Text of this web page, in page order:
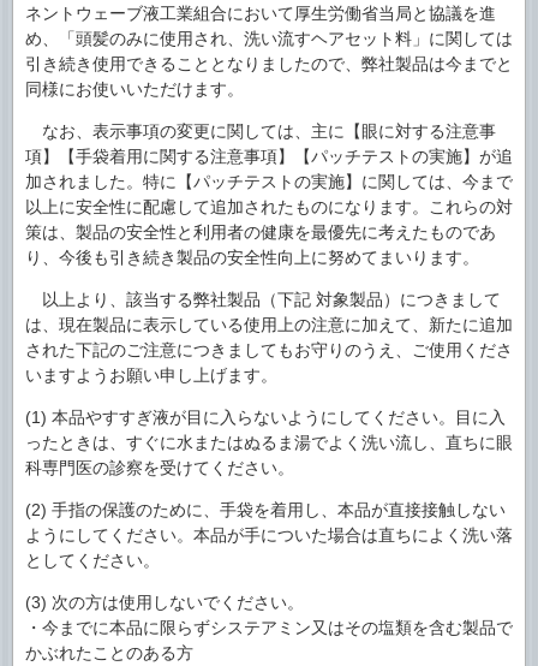
ネントウェーブ液工業組合において厚生労働省当局と協議を進
め、「頭髪のみに使用され、洗い流すヘアセット料」に関しては
引き続き使用できることとなりましたので、弊社製品は今までと
同様にお使いいただけます。
なお、表示事項の変更に関しては、主に【眼に対する注意事
項】【手袋着用に関する注意事項】【パッチテストの実施】が追
加されました。特に【パッチテストの実施】に関しては、今まで
以上に安全性に配慮して追加されたものになります。これらの対
策は、製品の安全性と利用者の健康を最優先に考えたものであ
り、今後も引き続き製品の安全性向上に努めてまいります。
以上より、該当する弊社製品（下記 対象製品）につきまして
は、現在製品に表示している使用上の注意に加えて、新たに追加
された下記のご注意につきましてもお守りのうえ、ご使用くださ
いますようお願い申し上げます。
(1) 本品やすすぎ液が目に入らないようにしてください。目に入
ったときは、すぐに水またはぬるま湯でよく洗い流し、直ちに眼
科専門医の診察を受けてください。
(2) 手指の保護のために、手袋を着用し、本品が直接接触しない
ようにしてください。本品が手についた場合は直ちによく洗い落
としてください。
(3) 次の方は使用しないでください。
・今までに本品に限らずシステアミン又はその塩類を含む製品で
かぶれたことのある方